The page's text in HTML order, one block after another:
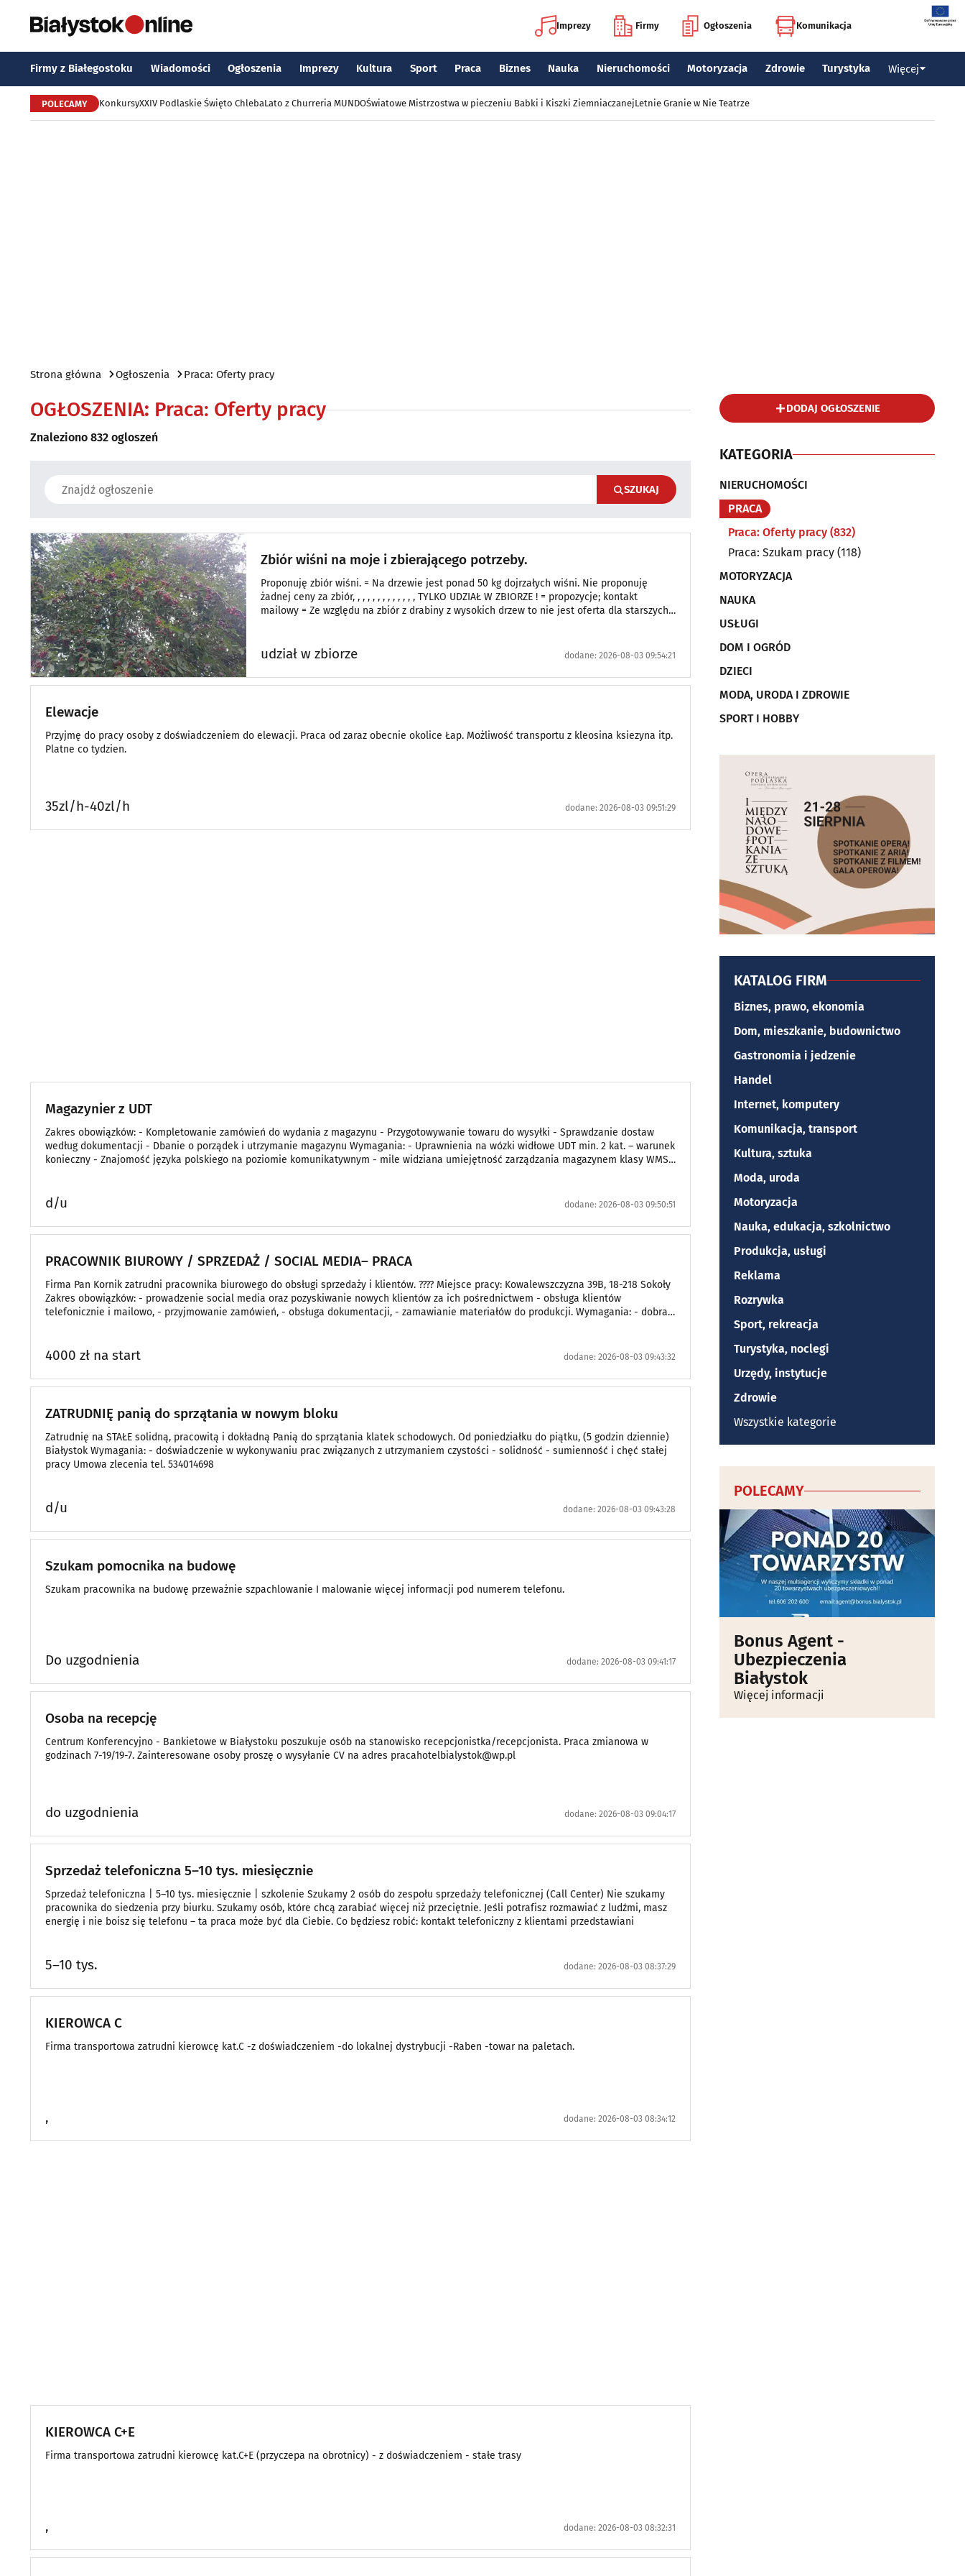
Imprezy Firmy Ogłoszenia Komunikacja
Firmy z Białegostoku Wiadomości Ogłoszenia Imprezy Kultura Sport Praca Biznes Nauka Nieruchomości Motoryzacja Zdrowie Turystyka Więcej
POLECAMY KonkursyXXIV Podlaskie Święto ChlebaLato z Churreria MUNDOŚwiatowe Mistrzostwa w pieczeniu Babki i Kiszki ZiemniaczanejLetnie Granie w Nie Teatrze
Strona główna Ogłoszenia Praca: Oferty pracy
OGŁOSZENIA: Praca: Oferty pracy
Znaleziono 832 ogloszeń
SZUKAJ
Zbiór wiśni na moje i zbierającego potrzeby.
Proponuję zbiór wiśni. = Na drzewie jest ponad 50 kg dojrzałych wiśni. Nie proponuję
żadnej ceny za zbiór, , , , , , , , , , , , , TYLKO UDZIAŁ W ZBIORZE ! = propozycje; kontakt
mailowy = Ze względu na zbiór z drabiny z wysokich drzew to nie jest oferta dla starszych
udział w zbiorze dodane: 2026-08-03 09:54:21
Elewacje
Przyjmę do pracy osoby z doświadczeniem do elewacji. Praca od zaraz obecnie okolice Łap. Możliwość transportu z kleosina ksiezyna itp.
Platne co tydzien.
35zl/h-40zl/h dodane: 2026-08-03 09:51:29
Magazynier z UDT
Zakres obowiązków: - Kompletowanie zamówień do wydania z magazynu - Przygotowywanie towaru do wysyłki - Sprawdzanie dostaw
według dokumentacji - Dbanie o porządek i utrzymanie magazynu Wymagania: - Uprawnienia na wózki widłowe UDT min. 2 kat. – warunek
konieczny - Znajomość języka polskiego na poziomie komunikatywnym - mile widziana umiejętność zarządzania magazynem klasy WMS
d/u dodane: 2026-08-03 09:50:51
PRACOWNIK BIUROWY / SPRZEDAŻ / SOCIAL MEDIA– PRACA
Firma Pan Kornik zatrudni pracownika biurowego do obsługi sprzedaży i klientów. ???? Miejsce pracy: Kowalewszczyzna 39B, 18-218 Sokoły
Zakres obowiązków: - prowadzenie social media oraz pozyskiwanie nowych klientów za ich pośrednictwem - obsługa klientów
telefonicznie i mailowo, - przyjmowanie zamówień, - obsługa dokumentacji, - zamawianie materiałów do produkcji. Wymagania: - dobra
4000 zł na start dodane: 2026-08-03 09:43:32
ZATRUDNIĘ panią do sprzątania w nowym bloku
Zatrudnię na STAŁE solidną, pracowitą i dokładną Panią do sprzątania klatek schodowych. Od poniedziałku do piątku, (5 godzin dziennie)
Białystok Wymagania: - doświadczenie w wykonywaniu prac związanych z utrzymaniem czystości - solidność - sumienność i chęć stałej
pracy Umowa zlecenia tel. 534014698
d/u dodane: 2026-08-03 09:43:28
Szukam pomocnika na budowę
Szukam pracownika na budowę przeważnie szpachlowanie I malowanie więcej informacji pod numerem telefonu.
Do uzgodnienia dodane: 2026-08-03 09:41:17
Osoba na recepcję
Centrum Konferencyjno - Bankietowe w Białystoku poszukuje osób na stanowisko recepcjonistka/recepcjonista. Praca zmianowa w
godzinach 7-19/19-7. Zainteresowane osoby proszę o wysyłanie CV na adres pracahotelbialystok@wp.pl
do uzgodnienia dodane: 2026-08-03 09:04:17
Sprzedaż telefoniczna 5–10 tys. miesięcznie
Sprzedaż telefoniczna | 5–10 tys. miesięcznie | szkolenie Szukamy 2 osób do zespołu sprzedaży telefonicznej (Call Center) Nie szukamy
pracownika do siedzenia przy biurku. Szukamy osób, które chcą zarabiać więcej niż przeciętnie. Jeśli potrafisz rozmawiać z ludźmi, masz
energię i nie boisz się telefonu – ta praca może być dla Ciebie. Co będziesz robić: kontakt telefoniczny z klientami przedstawiani
5–10 tys. dodane: 2026-08-03 08:37:29
KIEROWCA C
Firma transportowa zatrudni kierowcę kat.C -z doświadczeniem -do lokalnej dystrybucji -Raben -towar na paletach.
, dodane: 2026-08-03 08:34:12
KIEROWCA C+E
Firma transportowa zatrudni kierowcę kat.C+E (przyczepa na obrotnicy) - z doświadczeniem - stałe trasy
, dodane: 2026-08-03 08:32:31
DODAJ OGŁOSZENIE
KATEGORIA
NIERUCHOMOŚCI
PRACA
Praca: Oferty pracy (832)
Praca: Szukam pracy (118)
MOTORYZACJA
NAUKA
USŁUGI
DOM I OGRÓD
DZIECI
MODA, URODA I ZDROWIE
SPORT I HOBBY
KATALOG FIRM
Biznes, prawo, ekonomia
Dom, mieszkanie, budownictwo
Gastronomia i jedzenie
Handel
Internet, komputery
Komunikacja, transport
Kultura, sztuka
Moda, uroda
Motoryzacja
Nauka, edukacja, szkolnictwo
Produkcja, usługi
Reklama
Rozrywka
Sport, rekreacja
Turystyka, noclegi
Urzędy, instytucje
Zdrowie
Wszystkie kategorie
POLECAMY
Bonus Agent -
Ubezpieczenia
Białystok
Więcej informacji